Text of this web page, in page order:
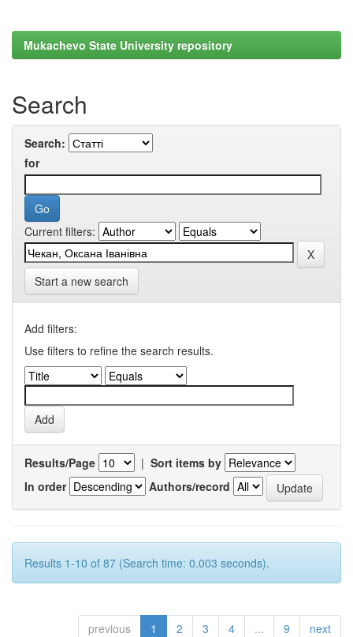
Mukachevo State University repository
Search
Search:
for
Current filters:
Start a new search
Add filters:
Use filters to refine the search results.
Results/Page | Sort items by
In order
Authors/record
Results 1-10 of 87 (Search time: 0.003 seconds).
previous 1 2 3 4 ... 9 next